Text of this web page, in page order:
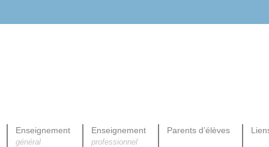
Enseignement
général
Enseignement
professionnel
Parents d’élèves